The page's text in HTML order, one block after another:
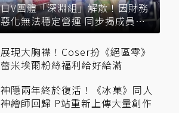
日V團體「深淵組」解散！因財務
惡化無法穩定營運 同步揭成員未
來去向
展現大胸襟！Coser扮《絕區零》
蕾米埃爾粉絲福利給好給滿
神隱兩年終於復活！《冰菓》同人
神繪師回歸 P站重新上傳大量創作